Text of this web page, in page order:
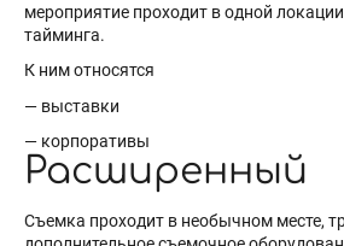
мероприятие проходит в одной
тайминга.
К ним относятся
— выставки
— корпоративы
Расширенный
Съемка проходит в необычном месте,